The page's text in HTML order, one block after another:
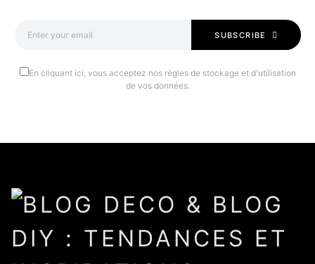
SUBSCRIBE
En cliquant ici, vous acceptez nos règles de stockage et d'utilisation
de vos données.